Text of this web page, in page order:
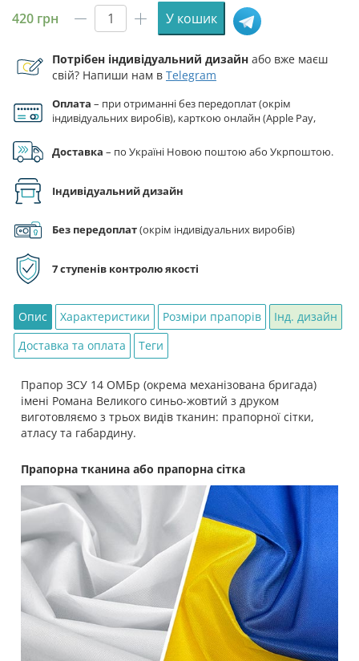
420 грн
Прапор
14
ОМБр
механізована
імені
Великого
синьо-
кількість
У кошик
Потрібен індивідуальний дизайн або вже маєш
свій? Напиши нам в Telegram
Оплата – при отриманні без передоплат (окрім
індивідуальних виробів), карткою онлайн (Apple Pay,
Доставка – по Україні Новою поштою або Укрпоштою.
Індивідуальний дизайн
Без передоплат(окрім індивідуальних виробів)
7 ступенів контролю якості
Опис Характеристики Розміри прапорів
Інд. дизайн
Доставка та оплата
Теги
Прапор ЗСУ 14 ОМБр (окрема механізована бригада)
імені Романа Великого синьо-жовтий з друком
виготовляємо з трьох видів тканин: прапорної сітки,
атласу та габардину.
Прапорна тканина або прапорна сітка